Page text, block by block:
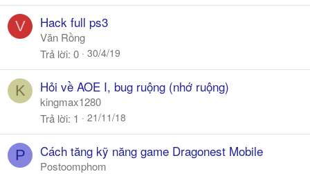
V Hack full ps3
Văn Rồng
Trả lời 0 30/4/19
K Hỏi về AOE I, bug ruộng (nhớ ruộng)
kingmax1280
Trả lời 1 21/11/18
P Cách tăng kỹ năng game Dragonest Mobile
Postoomphom